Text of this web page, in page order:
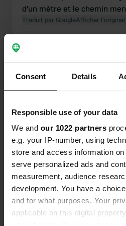
Consent Details
Responsible use of your data
We and our 1022 partners
e.g. your IP-number, using
store and access information
serve personalized ads and
measurement, audience
development. You have a
and for what purposes. Your
applicable on this digital
d'un mètre et le chemin
poteau électrique est
piétiné.
Traduit par GoogleAfficher l'original
Contact
Emplacement
Chemin du Vignolet 390
42660, Planfoy, France